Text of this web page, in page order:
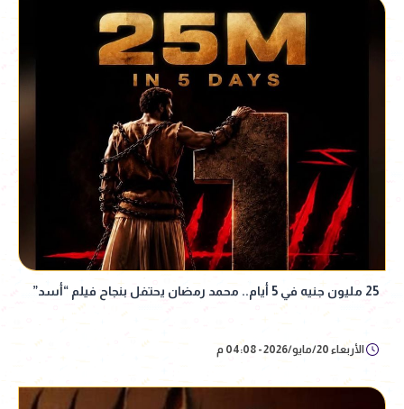
25 مليون جنيه في 5 أيام.. محمد رمضان يحتفل بنجاح فيلم “أسد”
الأربعاء 20/مايو/2026 - 04:08 م